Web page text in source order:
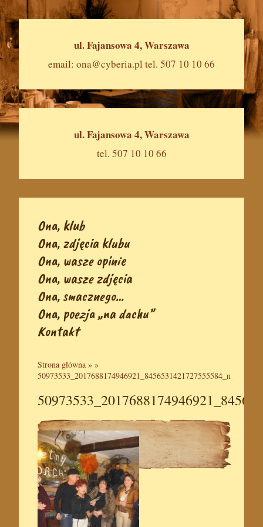
ul. Fajansowa 4, Warszawa
email: ona@cyberia.pl tel. 507 10 10 66
ul. Fajansowa 4, Warszawa
tel. 507 10 10 66
Ona, klub
Ona, zdjęcia klubu
Ona, wasze opinie
Ona, wasze zdjęcia
Ona, smacznego…
Ona, poezja „na dachu”
Kontakt
Strona główna » »
50973533_2017688174946921_8456531421727555584_n